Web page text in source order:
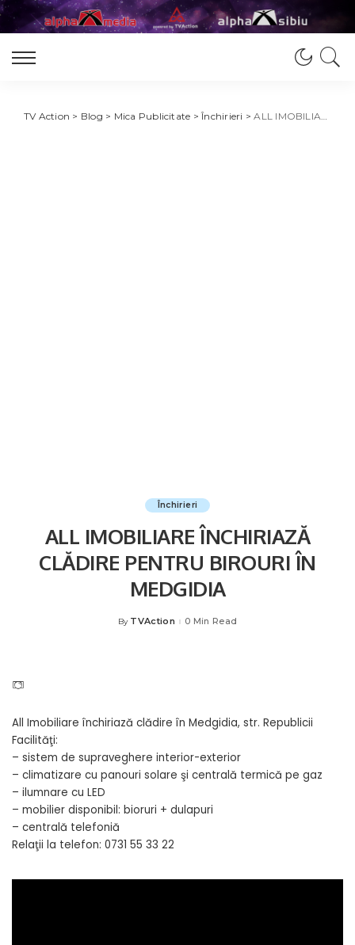
TV Action > Blog > Mica Publicitate >Închirieri >ALL IMOBILIARE ÎNCHIRIAZĂ CLĂDIRE PENTRU BIROURI ÎN MEDGIDIA
Închirieri
ALL IMOBILIARE ÎNCHIRIAZĂ
CLĂDIRE PENTRU BIROURI ÎN
MEDGIDIA
Posted
By TVAction 0 Min Read
All Imobiliare închiriază clădire în Medgidia, str. Republicii
Facilităţi:
– sistem de supraveghere interior-exterior
– climatizare cu panouri solare şi centrală termică pe gaz
– ilumnare cu LED
– mobilier disponibil: bioruri + dulapuri
– centrală telefoniă
Relaţii la telefon: 0731 55 33 22